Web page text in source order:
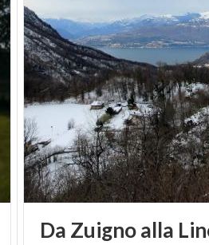
La strada, ora asfaltata, corre
raggiungere la diga di Poiret
successivamente è possibile
Stallazzo (m 177), centro
dell'Ecomuseo.
Da qui si può decidere di
ciclabile verso Milano
l'alzaia del fiume e
Milanesi
Da Zuignoalla